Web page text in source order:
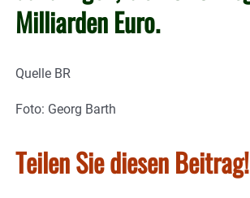
Milliarden Euro.
Quelle BR
Foto: Georg Barth
Teilen Sie diesen Beitrag!